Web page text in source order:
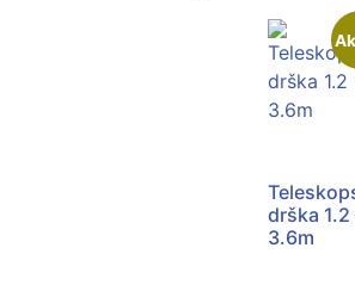
drška 1.2
3.6m